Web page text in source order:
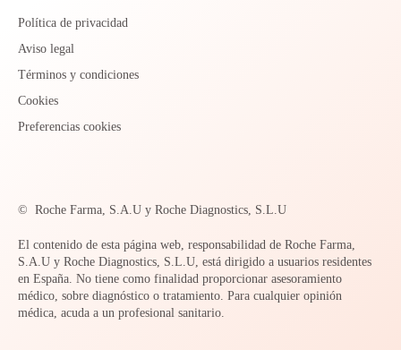
Política de privacidad
Aviso legal
Términos y condiciones
Cookies
Preferencias cookies
© Roche Farma, S.A.U y Roche Diagnostics, S.L.U
El contenido de esta página web, responsabilidad de Roche Farma,
S.A.U y Roche Diagnostics, S.L.U, está dirigido a usuarios residentes
en España. No tiene como finalidad proporcionar asesoramiento
médico, sobre diagnóstico o tratamiento. Para cualquier opinión
médica, acuda a un profesional sanitario.